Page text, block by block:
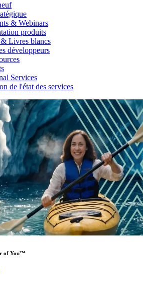
& Webinars
produits
Livres blancs
développeurs
Services
de l'état des services
of You™️